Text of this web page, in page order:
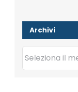
Archivi
Archivi